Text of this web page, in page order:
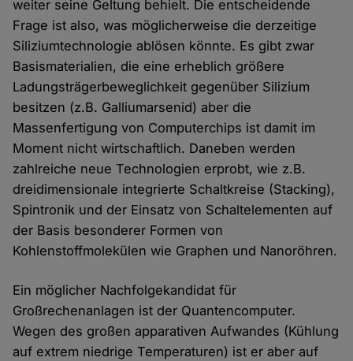
weiter seine Geltung behielt. Die entscheidende
Frage ist also, was möglicherweise die derzeitige
Siliziumtechnologie ablösen könnte. Es gibt zwar
Basismaterialien, die eine erheblich größere
Ladungsträgerbeweglichkeit gegenüber Silizium
besitzen (z.B. Galliumarsenid) aber die
Massenfertigung von Computerchips ist damit im
Moment nicht wirtschaftlich. Daneben werden
zahlreiche neue Technologien erprobt, wie z.B.
dreidimensionale integrierte Schaltkreise (Stacking),
Spintronik und der Einsatz von Schaltelementen auf
der Basis besonderer Formen von
Kohlenstoffmolekülen wie Graphen und Nanoröhren.
Ein möglicher Nachfolgekandidat für
Großrechenanlagen ist der Quantencomputer.
Wegen des großen apparativen Aufwandes (Kühlung
auf extrem niedrige Temperaturen) ist er aber auf